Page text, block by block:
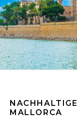
MALLORCA